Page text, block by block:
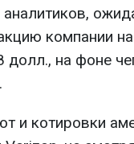
аналитиков,
компании
на фоне
и котировки